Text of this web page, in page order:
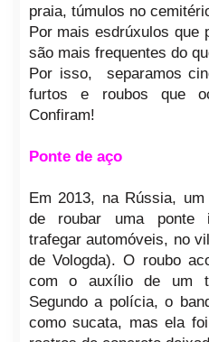
praia, túmulos no
Por mais esdrúxulos que
são mais frequentes do
Por isso, separamos
furtos e roubos que
Confiram!
Ponte de aço
Em 2013, na Rússia,
de roubar uma ponte
trafegar automóveis, no
de Vologda). O roubo
com o auxílio de um
Segundo a polícia, o
como sucata, mas ela